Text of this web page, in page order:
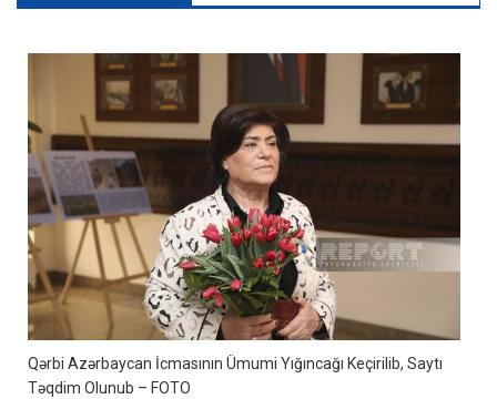
Qərbi Azərbaycan İcmasının Ümumi Yığıncağı Keçirilib, Saytı
Təqdim Olunub – FOTO